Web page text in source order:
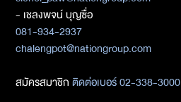
- เชลงพจน์ บุญซื่อ
081-934-2937
chalengpot@nationgroup.com
สมัครสมาชิกติดต่อเบอร์ 02-338-3000